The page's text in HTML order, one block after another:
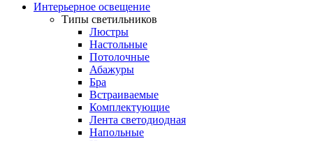
Интерьерное освещение
Типы светильников
Люстры
Настольные
Потолочные
Абажуры
Бра
Встраиваемые
Комплектующие
Лента светодиодная
Напольные